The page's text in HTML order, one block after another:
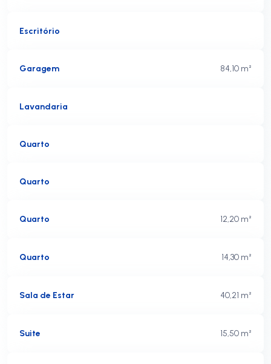
Escritório
Garagem 84,10 m²
Lavandaria
Quarto
Quarto
Quarto 12,20 m²
Quarto 14,30 m²
Sala de Estar 40,21 m²
Suite 15,50 m²